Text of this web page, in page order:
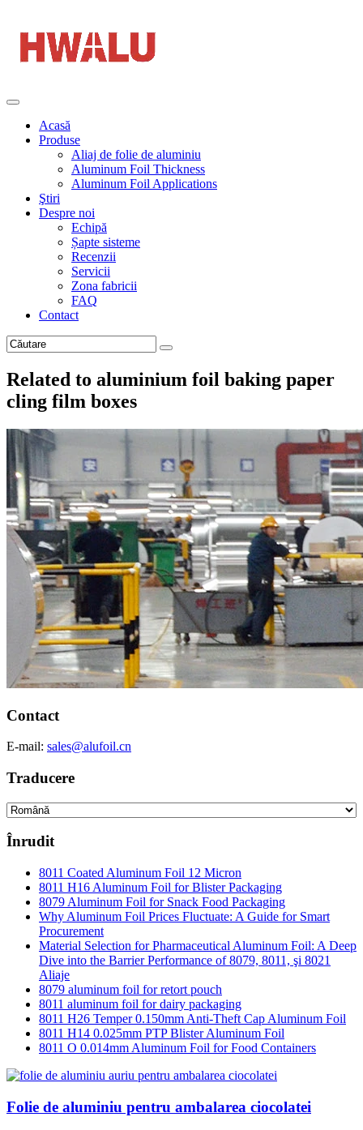
Acasă
Produse
Aliaj de folie de aluminiu
Aluminum Foil Thickness
Aluminum Foil Applications
Ştiri
Despre noi
Echipă
Șapte sisteme
Recenzii
Servicii
Zona fabricii
FAQ
Contact
Related to aluminium foil baking paper
cling film boxes
Contact
E-mail: sales@alufoil.cn
Traducere
Înrudit
8011 Coated Aluminum Foil 12 Micron
8011 H16 Aluminum Foil for Blister Packaging
8079 Aluminum Foil for Snack Food Packaging
Why Aluminum Foil Prices Fluctuate: A Guide for Smart
Procurement
Material Selection for Pharmaceutical Aluminum Foil: A Deep
Dive into the Barrier Performance of 8079, 8011, şi 8021
Aliaje
8079 aluminum foil for retort pouch
8011 aluminum foil for dairy packaging
8011 H26 Temper 0.150mm Anti-Theft Cap Aluminum Foil
8011 H14 0.025mm PTP Blister Aluminum Foil
8011 O 0.014mm Aluminum Foil for Food Containers
Folie de aluminiu pentru ambalarea ciocolatei